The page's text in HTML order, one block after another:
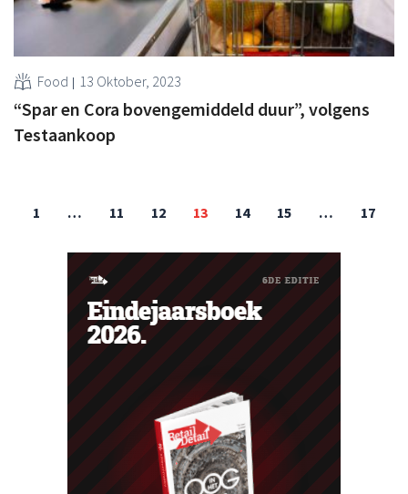
Food 13 Oktober, 2023
“Spar en Cora bovengemiddeld duur”, volgens
Testaankoop
1 … 11 12 13 14 15 … 17